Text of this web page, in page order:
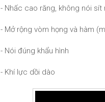
- Nhấc cao răng, không nói sít
- Mở rộng vòm họng và hàm
- Nói đúng khẩu hình
- Khí lực dồi dào